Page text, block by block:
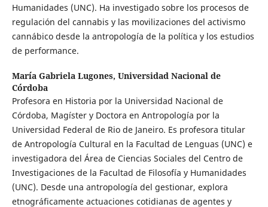
Humanidades (UNC). Ha investigado sobre los procesos de
regulación del cannabis y las movilizaciones del activismo
cannábico desde la antropología de la política y los estudios
de performance.
María Gabriela Lugones, Universidad Nacional de
Córdoba
Profesora en Historia por la Universidad Nacional de
Córdoba, Magíster y Doctora en Antropología por la
Universidad Federal de Rio de Janeiro. Es profesora titular
de Antropología Cultural en la Facultad de Lenguas (UNC) e
investigadora del Área de Ciencias Sociales del Centro de
Investigaciones de la Facultad de Filosofía y Humanidades
(UNC). Desde una antropología del gestionar, explora
etnográficamente actuaciones cotidianas de agentes y